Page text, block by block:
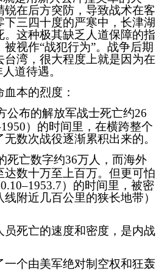
在后方突防，导致战术在客
三四十度的严寒中，长津湖
这种极其缺乏人道保障的指
被视作“战犯行为”。战争后期
湾，很大程度上就是因为在
道待遇。
本的烈度：
公布的解放军战士死亡约26
）的时间里，在横跨整个
数次战役逐渐累积出来的。
死亡数字约36万人，而海外
数十万至上百万。但更可怕
）的时间里，被密
附近几百公里的狭长地带）
死亡的速度和密度，是内战
个由美军绝对制空权和狂轰